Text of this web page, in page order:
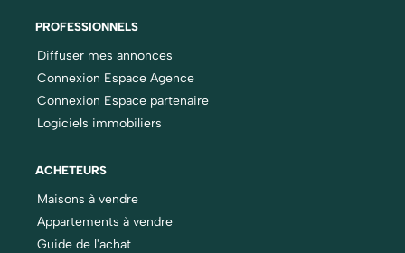
PROFESSIONNELS
Diffuser mes annonces
Connexion Espace Agence
Connexion Espace partenaire
Logiciels immobiliers
ACHETEURS
Maisons à vendre
Appartements à vendre
Guide de l'achat